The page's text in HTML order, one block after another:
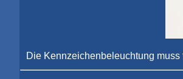
Die Kennzeichenbeleuchtung